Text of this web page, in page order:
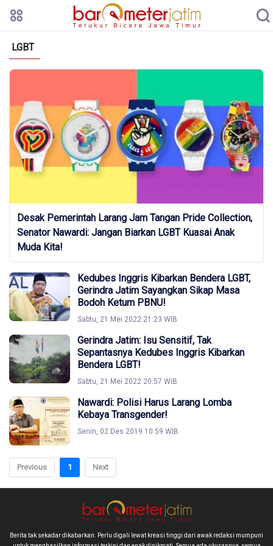
LGBT
Desak Pemerintah Larang Jam Tangan Pride Collection,
Senator Nawardi: Jangan Biarkan LGBT Kuasai Anak
Muda Kita!
Kedubes Inggris Kibarkan Bendera LGBT,
Gerindra Jatim Sayangkan Sikap Masa
Bodoh Ketum PBNU!
Sabtu, 21 Mei 2022 21:23 WIB
Gerindra Jatim: Isu Sensitif, Tak
Sepantasnya Kedubes Inggris Kibarkan
Bendera LGBT!
Sabtu, 21 Mei 2022 20:57 WIB
Nawardi: Polisi Harus Larang Lomba
Kebaya Transgender!
Senin, 02 Des 2019 10:59 WIB
Previous 1 Next
Berita tak sekadar dikabarkan. Perlu digali lewat kreasi tinggi dari awak redaksi mumpuni